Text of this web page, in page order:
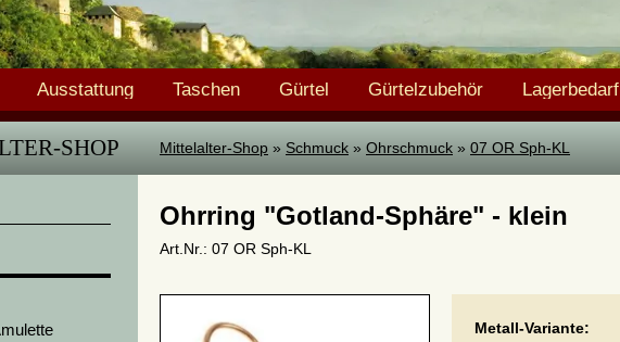
Ausstattung Taschen Gürtel Gürtelzubehör Lagerbedarf
SHOP Mittelalter-Shop » Schmuck » Ohrschmuck » 07 OR Sph-KL
Ohrring "Gotland-Sphäre" - klein
Art.Nr.: 07 OR Sph-KL
Metall-Variante: